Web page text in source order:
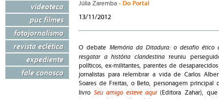
videoteca
puc filmes
fotojornalismo
revista eclética
expediente
fale conosco
Júlia Zaremba - Do Portal
13/11/2012
O debate Memória da Ditadura: o desafio ético
resgatar a história clandestinareuniu
políticos, ex-militantes, parentes de
jornalistas para relembrar a vida de Carlos
Soares de Freitas, o Beto, personagem principal
livroSeu amigo esteve aqui (Editora Zahar),